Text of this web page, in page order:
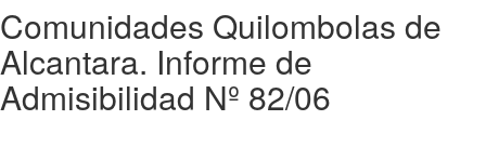
Comunidades Quilombolas de
Alcantara. Informe de
Admisibilidad Nº 82/06